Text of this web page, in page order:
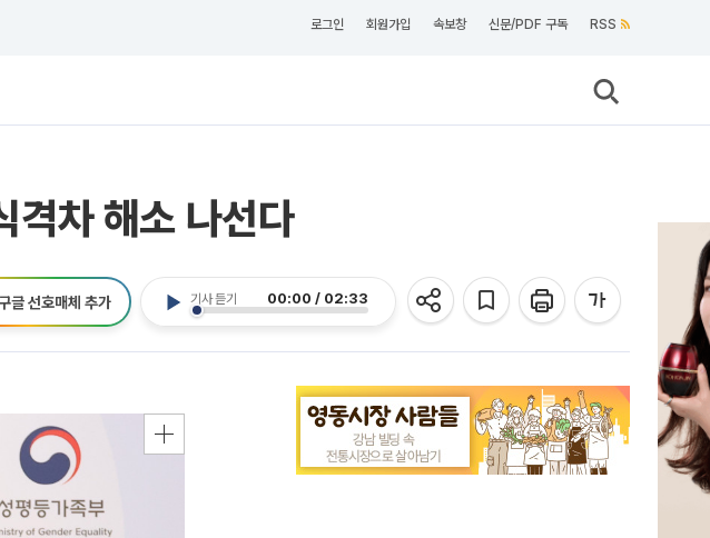
로그인 회원가입 속보창 신문/PDF 구독 RSS
격차 해소 나선다
기사 듣기 00:00 / 02:33
글 선호매체 추가